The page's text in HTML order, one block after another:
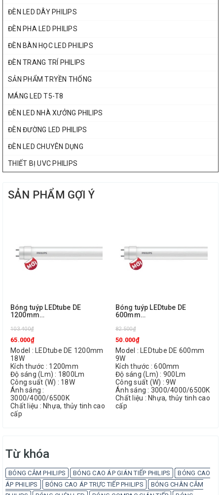
ĐÈN LED DÂY PHILIPS
ĐÈN PHA LED PHILIPS
ĐÈN BÀN HỌC LED PHILIPS
ĐÈN TRANG TRÍ PHILIPS
SẢN PHẨM TRYỀN THỐNG
MÁNG LED T5-T8
ĐÈN LED NHÀ XƯỞNG PHILIPS
ĐÈN ĐƯỜNG LED PHILIPS
ĐÈN LED CHUYÊN DỤNG
THIẾT BỊ UVC PHILIPS
SẢN PHẨM GỢI Ý
Bóng tuýp LEDtube DE
1200mm
Philips
103.400₫
65.000₫
Model : LEDtube DE 1200mm
18W
Kích thước : 1200mm
Độ sáng (Lm) : 1800Lm
Công suất (W) : 18W
Ánh sáng :
3000/4000/6500K
Chất liệu : Nhựa, thủy tinh cao
cấp
Bóng tuýp LEDtube DE
600mm
82.500₫
50.000₫
Model : LEDtube DE 600mm
9W
Kích thước : 600mm
Độ sáng (Lm) : 900Lm
Công suất (W) : 9W
Ánh sáng : 3000/4000/6500K
Chất liệu : Nhựa, thủy tinh cao
cấp
Từ khóa
BÓNG CẮM PHILIPS BÓNG CAO ÁP GIÁN TIẾP PHILIPS
BÓNG CAO
ÁP PHILIPS
BÓNG CAO ÁP TRỰC TIẾP PHILIPS
BÓNG CHÂN CẮM